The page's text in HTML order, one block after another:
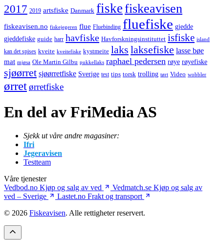
2017 2019 artsfiske Danmark fiskefiskeavisen
fiskeavisen.no fiskejegeren flue Fluebinding fluefiske gjedde
gjeddefiske guide harr havfiske Havforskningsinstituttet isfiske island
kan det spises kveite kveitefiske kystmeite laks laksefiske lasse bøe
mat mjøsa Ole Martin Gilbu pukkellaks raphael pedersen røye røyefiske
sjøørret sjøørretfiske Sverige test tips torsk trolling tørt Video wobbler
ørretørretfiske
En del av FriMedia AS
Sjekk ut våre andre magasiner:
Ifri
Jegeravisen
Testteam
Våre tjenester
Vedbod.no Kjøp og salg av ved Vedmatch.se Kjøp og salg av
ved – Sverige
Lastet.no Frakt og transport
© 2026 Fiskeavisen. Alle rettigheter reservert.